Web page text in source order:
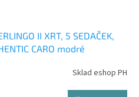
II XRT, 5 SEDAČEK,
CARO modré
Sklad eshop PH